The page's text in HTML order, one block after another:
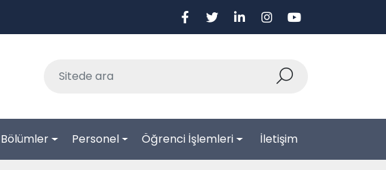
Bölümler Personel Öğrenci İşlemleri İletişim